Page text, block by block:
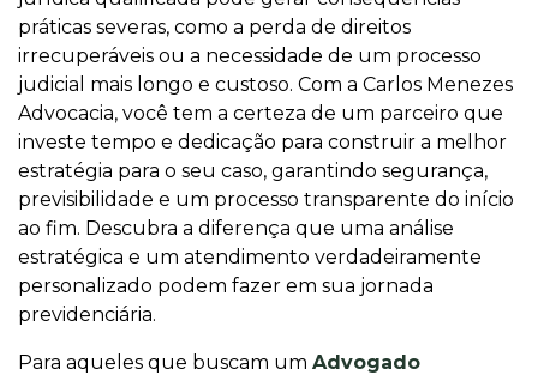
práticas severas, como a perda de direitos
irrecuperáveis ou a necessidade de um processo
judicial mais longo e custoso. Com a Carlos Menezes
Advocacia, você tem a certeza de um parceiro que
investe tempo e dedicação para construir a melhor
estratégia para o seu caso, garantindo segurança,
previsibilidade e um processo transparente do início
ao fim. Descubra a diferença que uma análise
estratégica e um atendimento verdadeiramente
personalizado podem fazer em sua jornada
previdenciária.
Para aqueles que buscam um Advogado